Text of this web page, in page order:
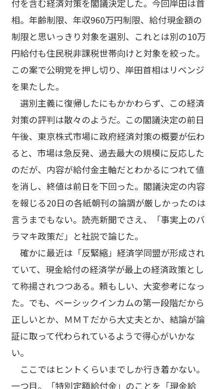
付を含む経済対策を閣議決定した。今回岸田は首
相。年齢制限、年収960万円制限、給付現金額の
制限と思いっきり対象を選別、これとは別の10万
円給付も住民税非課税世帯向けと対象を絞った。
この案で公明党を押し切り、岸田首相はリベンジ
を果たした。
選別主義に復帰したにもかかわらず、この経済
対策の評判は散々のようだ。この閣議決定の前日
午後、東京株式市場に政府経済対策の概要が伝わ
ると、市場は急反発、過去最大の規模に反応した
のだが、内容が給付金主軸だとわかるにつれて値
を消し、終値は前日を下回った。閣議決定の内容
を報じる20日の各紙朝刊の論調が厳しかったのは
言うまでもない。読売新聞でさえ、「事実上のバ
ラマキ政策だ」と社説で論じた。
確かに最近は「反緊縮」経済学同盟が形成され
ていて、現金給付の経済学が最上の経済政策とし
て称揚されつつある。頼もしい、大変参考になっ
た。でも、ベーシックインカムの第一段階だから
正しいとか、ＭＭＴだから大丈夫とか、結論が論
証に取って代わられているようで得心がいかな
い。
ここではヒントくらいまでしか行き着かない。
一つ目。「特別定額給付金」のことを「現金給